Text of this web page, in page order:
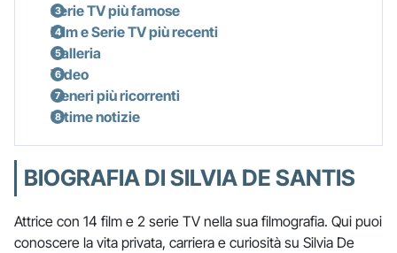
Serie TV più famose
Film e Serie TV più recenti
Galleria
Video
Generi più ricorrenti
Ultime notizie
BIOGRAFIA DI SILVIA DE SANTIS
Attrice con 14 film e 2 serie TV nella sua filmografia. Qui puoi
conoscere la vita privata, carriera e curiosità su Silvia De